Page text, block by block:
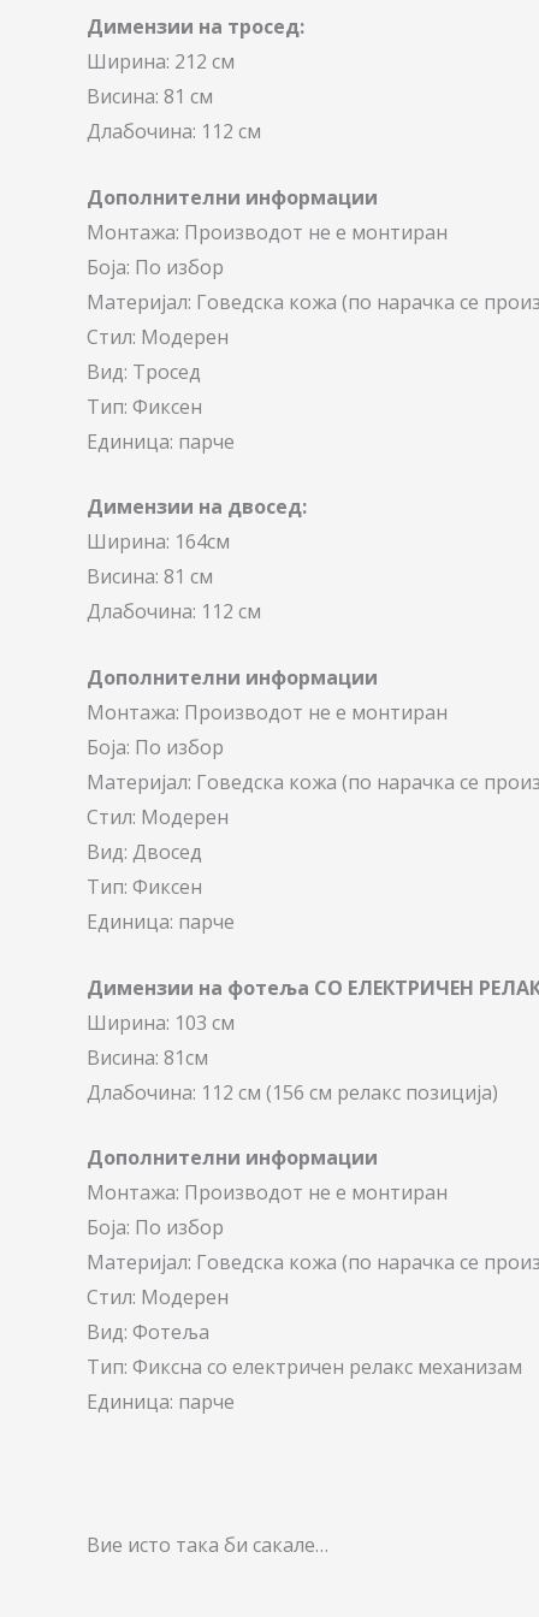
Димензии на тросед:
Ширина: 212 см
Висина: 81 см
Длабочина: 112 см
Дополнителни информации
Монтажа: Производот не е монтиран
Боја: По избор
Материјал: Говедска кожа (по нарачка се
Стил: Модерен
Вид: Тросед
Тип: Фиксен
Единица: парче
Димензии на двосед:
Ширина: 164см
Висина: 81 см
Длабочина: 112 см
Дополнителни информации
Монтажа: Производот не е монтиран
Боја: По избор
Материјал: Говедска кожа (по нарачка се
Стил: Модерен
Вид: Двосед
Тип: Фиксен
Единица: парче
Димензии на фотеља СО ЕЛЕКТРИЧЕН
Ширина: 103 см
Висина: 81см
Длабочина: 112 см (156 см релакс позиција)
Дополнителни информации
Монтажа: Производот не е монтиран
Боја: По избор
Материјал: Говедска кожа (по нарачка се
Стил: Модерен
Вид: Фотеља
Тип: Фиксна со електричен релакс механизам
Единица: парче
Вие исто така би сакале…